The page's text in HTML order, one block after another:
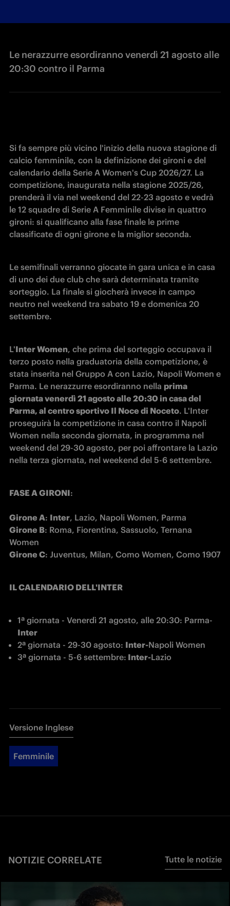
Le nerazzurre esordiranno venerdì 21 agosto alle
20:30 contro il Parma
Si fa sempre più vicino l'inizio della nuova stagione di
calcio femminile, con la definizione dei gironi e del
calendario della Serie A Women's Cup 2026/27. La
competizione, inaugurata nella stagione 2025/26,
prenderà il via nel weekend del 22-23 agosto e vedrà
le 12 squadre di Serie A Femminile divise in quattro
gironi: si qualificano alla fase finale le prime
classificate di ogni girone e la miglior seconda.
Le semifinali verranno giocate in gara unica e in casa
di uno dei due club che sarà determinata tramite
sorteggio. La finale si giocherà invece in campo
neutro nel weekend tra sabato 19 e domenica 20
settembre.
L'Inter Women, che prima del sorteggio occupava il
terzo posto nella graduatoria della competizione, è
stata inserita nel Gruppo A con Lazio, Napoli Women e
Parma. Le nerazzurre esordiranno nella prima
giornata venerdì 21 agosto alle 20:30 in casa del
Parma, al centro sportivo Il Noce di Noceto. L'Inter
proseguirà la competizione in casa contro il Napoli
Women nella seconda giornata, in programma nel
weekend del 29-30 agosto, per poi affrontare la Lazio
nella terza giornata, nel weekend del 5-6 settembre.
FASE A GIRONI:
Girone A: Inter
Girone B: Roma, Fiorentina, Sassuolo, Ternana
Girone C: Juventus, Milan, Como Women, Como 1907
IL CALENDARIO DELL'INTER
1ª giornata - Venerdì 21 agosto, alle 20:30: Parma-
Inter
2ª giornata - 29-30 agosto: Inter-Napoli Women
3ª giornata - 5-6 settembre: Inter-Lazio
Versione Inglese
Femminile
NOTIZIE CORRELATE Tutte le notizie